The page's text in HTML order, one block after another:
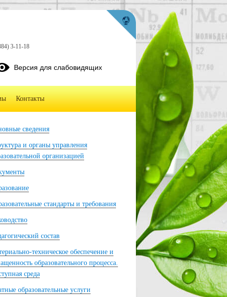
сведения
и органы управления
организацией
стандарты и требования
состав
техническое обеспечение и
образовательного процесса.
среда
образовательные услуги
3-11-18
Версия для слабовидящих
Контакты